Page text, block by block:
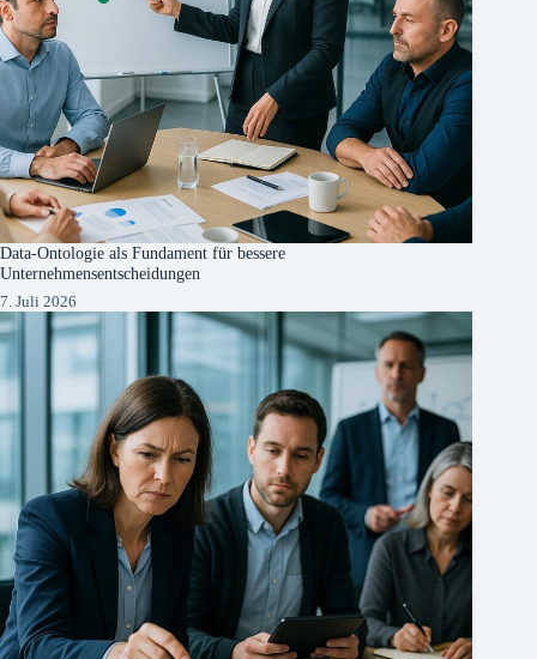
Data-Ontologie als Fundament für bessere
Unternehmensentscheidungen
7. Juli 2026